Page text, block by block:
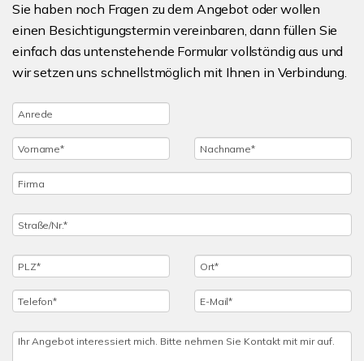
Sie haben noch Fragen zu dem Angebot oder wollen
einen Besichtigungstermin vereinbaren, dann füllen Sie
einfach das untenstehende Formular vollständig aus und
wir setzen uns schnellstmöglich mit Ihnen in Verbindung.